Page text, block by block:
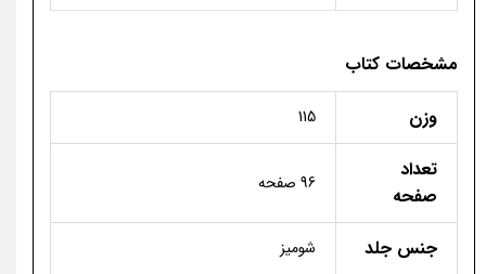
مشخصات کتاب
وزن
115
تعداد
صفحه
96 صفحه
جنس جلد شومیز